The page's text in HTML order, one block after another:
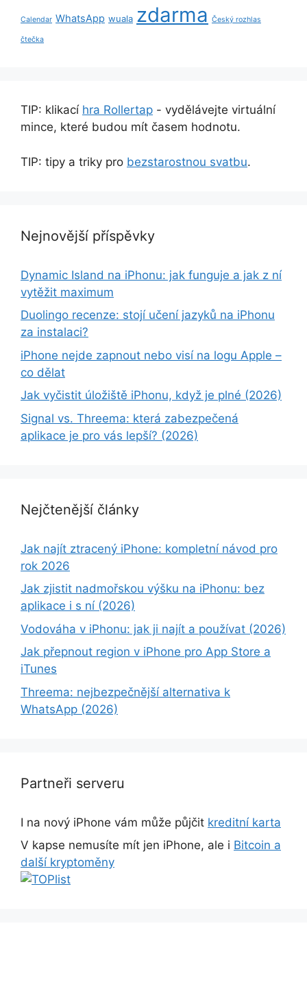
Calendar WhatsApp wuala zdarma Český rozhlas
čtečka
TIP: klikací hra Rollertap - vydělávejte virtuální
mince, které budou mít časem hodnotu.
TIP: tipy a triky pro bezstarostnou svatbu.
Nejnovější příspěvky
Dynamic Island na iPhonu: jak funguje a jak z ní
vytěžit maximum
Duolingo recenze: stojí učení jazyků na iPhonu
za instalaci?
iPhone nejde zapnout nebo visí na logu Apple –
co dělat
Jak vyčistit úložiště iPhonu, když je plné (2026)
Signal vs. Threema: která zabezpečená
aplikace je pro vás lepší? (2026)
Nejčtenější články
Jak najít ztracený iPhone: kompletní návod pro
rok 2026
Jak zjistit nadmořskou výšku na iPhonu: bez
aplikace i s ní (2026)
Vodováha v iPhonu: jak ji najít a používat (2026)
Jak přepnout region v iPhone pro App Store a
iTunes
Threema: nejbezpečnější alternativa k
WhatsApp (2026)
Partneři serveru
I na nový iPhone vám může půjčit kreditní karta
V kapse nemusíte mít jen iPhone, ale i Bitcoin a
další kryptoměny